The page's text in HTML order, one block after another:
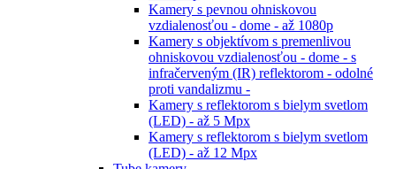
Kamery s pevnou ohniskovou
vzdialenosťou - dome - až 1080p
Kamery s objektívom s premenlivou
ohniskovou vzdialenosťou - dome - s
infračerveným (IR) reflektorom - odolné
proti vandalizmu -
Kamery s reflektorom s bielym svetlom
(LED) - až 5 Mpx
Kamery s reflektorom s bielym svetlom
(LED) - až 12 Mpx